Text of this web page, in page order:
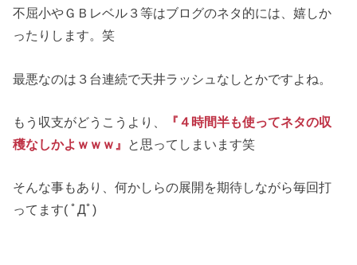
不屈小やＧＢレベル３等はブログのネタ的には、嬉しか
ったりします。笑
最悪なのは３台連続で天井ラッシュなしとかですよね。
もう収支がどうこうより、
『４時間半も使ってネタの収
穫なしかよｗｗｗ』 と思ってしまいます笑
そんな事もあり、何かしらの展開を期待しながら毎回打
ってます( ﾟДﾟ)